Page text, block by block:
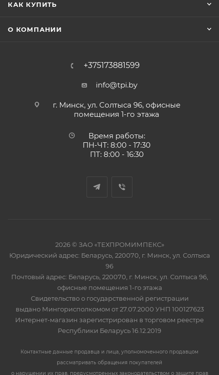
КАК КУПИТЬ
О КОМПАНИИ
+375173881599
info@tpi.by
г. Минск, ул. Солтыса 96, офисные
помещения 1-го этажа
Время работы:
ПН-ЧТ: 8:00 - 17:30
ПТ: 8:00 - 16:30
2026 © ЗАО «ТЕХПРОМИМПЕКС»
Юридический адрес: Беларусь, 220070, г. Минск, ул. Солтыса
96
Почтовый адрес: Беларусь, 220070, г. Минск, ул. Солтыса 96,
офисные помещения 1-го этажа
Свидетельство о государственной регистрации
выдано Мингорисполкомом от 27.07.2000 УНП 100127623
Интернет-магазин зарегистрирован в торговом реестре
Республики Беларусь 16.12.2019
Контактные данные продавца и лица, уполномоченного продавцом
рассматривать обращения покупателей
о нарушении их прав, предусмотренных законодательством о защите прав